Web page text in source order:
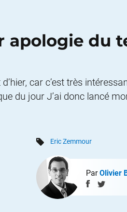
apologie du
car c’est très
du jour J’ai donc lancé
Eric Zemmour
ParOlivier